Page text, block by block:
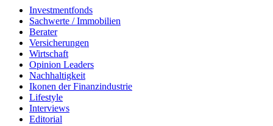
Investmentfonds
Sachwerte / Immobilien
Berater
Versicherungen
Wirtschaft
Opinion Leaders
Nachhaltigkeit
Ikonen der Finanzindustrie
Lifestyle
Interviews
Editorial